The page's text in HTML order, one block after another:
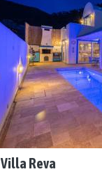
Villa Reva